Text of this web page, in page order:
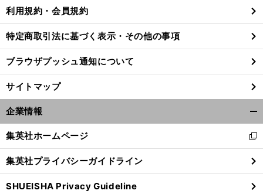
利用規約・会員規約
特定商取引法に基づく表示・その他の事項
ブラウザプッシュ通知について
サイトマップ
企業情報
閉
る
集英社ホームページ
新
し
い
ウ
ィ
集英社プライバシーガイドライン
SHUEISHA Privacy Guideline